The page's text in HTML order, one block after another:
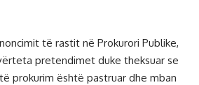
të rastit në Prokurori Publike,
pretendimet duke theksuar se
prokurim është pastruar dhe mban